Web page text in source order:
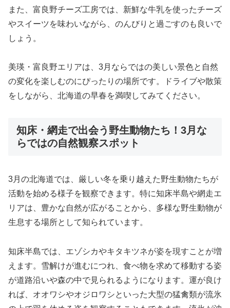
また、富良野チーズ工房では、新鮮な牛乳を使ったチーズ
やスイーツを味わいながら、のんびりと過ごすのも良いで
しょう。
美瑛・富良野エリアは、3月ならではの美しい景色と自然
の変化を楽しむのにぴったりの場所です。ドライブや散策
をしながら、北海道の早春を満喫してみてください。
知床・網走で出会う野生動物たち！3月な
らではの自然観察スポット
3月の北海道では、厳しい冬を乗り越えた野生動物たちが
活動を始める様子を観察できます。特に知床半島や網走エ
リアは、豊かな自然が広がることから、多様な野生動物が
生息する場所として知られています。
知床半島では、エゾシカやキタキツネが姿を現すことが増
えます。雪解けが進むにつれ、食べ物を求めて移動する姿
が道路沿いや森の中で見られるようになります。運が良け
れば、オオワシやオジロワシといった大型の猛禽類が流氷